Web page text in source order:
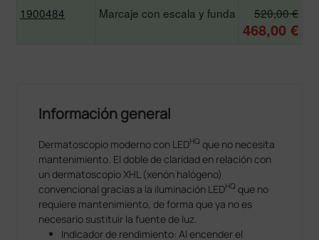
1900484 Marcaje con escala y funda 520,00 €
468,00 €
Información general
Dermatoscopio moderno con LEDHQ que no necesita
mantenimiento. El doble de claridad en relación con
un dermatoscopio XHL (xenón halógeno)
convencional gracias a la iluminación LEDHQ que no
requiere mantenimiento, de forma que ya no es
necesario sustituir la fuente de luz.
Indicador de rendimiento: Al encender el